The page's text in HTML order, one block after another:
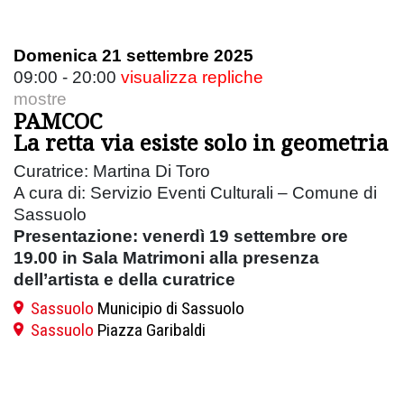
Domenica 21 settembre 2025
09:00 - 20:00 visualizza repliche
mostre
PAMCOC
La retta via esiste solo in geometria
Curatrice: Martina Di Toro
A cura di: Servizio Eventi Culturali – Comune di
Sassuolo
Presentazione: venerdì 19 settembre ore
19.00 in Sala Matrimoni alla presenza
dell’artista e della curatrice
Sassuolo Municipio di Sassuolo
Sassuolo Piazza Garibaldi